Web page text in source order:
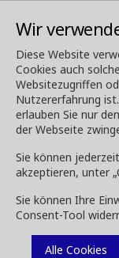
Wir
Diese Website
Cookies auch
Websitezugriffen
Nutzererfahrung
erlauben Sie nur
der Webseite
Sie können
akzeptieren, unter
Sie können Ihre
Consent-Tool
Alle Cookies
Media
Laden Sie
Sie können
Filtern.